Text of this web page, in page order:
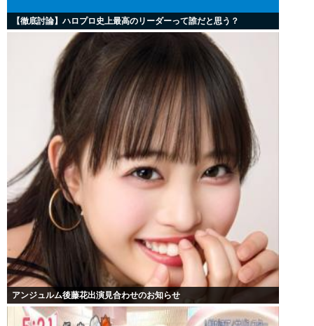
【徹底討論】ハロプロ史上最高のリーダーって誰だと思う？
アンジュルム後藤花出演見合わせのお知らせ